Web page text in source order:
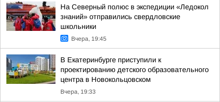
На Северный полюс в экспедиции «Ледокол
знаний» отправились свердловские
школьники
Вчера, 19:45
В Екатеринбурге приступили к
проектированию детского образовательного
центра в Новокольцовском
Вчера, 19:33